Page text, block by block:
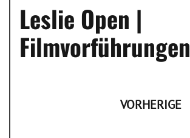
Leslie Open |
Filmvorführungen
VORHERIGE